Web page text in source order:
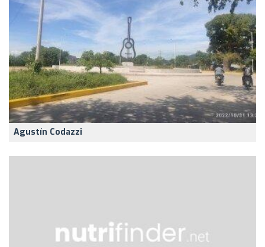
Agustín Codazzi